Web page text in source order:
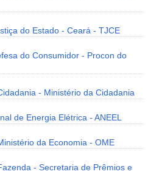
do Estado - Ceará - TJCE
do Consumidor - Procon do
- Ministério da Cidadania
de Energia Elétrica - ANEEL
da Economia - OME
- Secretaria de Prêmios e